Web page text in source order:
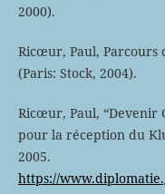
2000).
Ricœur, Paul, Parcours
(Paris: Stock, 2004).
Ricœur, Paul, “Devenir
pour la réception du
2005.
https://